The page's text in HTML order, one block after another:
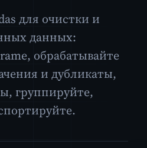
для очистки и
данных:
обрабатывайте
и дубликаты,
группируйте,